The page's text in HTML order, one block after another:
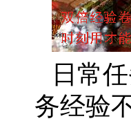
日常
务经验